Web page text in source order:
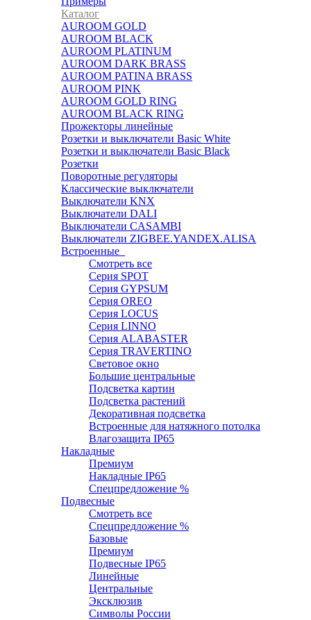
Каталог
AUROOM GOLD
AUROOM BLACK
AUROOM PLATINUM
AUROOM DARK BRASS
AUROOM PATINA BRASS
AUROOM PINK
AUROOM GOLD RING
AUROOM BLACK RING
Прожекторы линейные
Розетки и выключатели Basic White
Розетки и выключатели Basic Black
Розетки
Поворотные регуляторы
Классические выключатели
Выключатели KNX
Выключатели DALI
Выключатели CASAMBI
Выключатели ZIGBEE.YANDEX.ALISA
Встроенные
Смотреть все
Серия SPOT
Серия GYPSUM
Серия OREO
Серия LOCUS
Серия LINNO
Серия ALABASTER
Серия TRAVERTINO
Световое окно
Большие центральные
Подсветка картин
Подсветка растений
Декоративная подсветка
Встроенные для натяжного потолка
Влагозащита IP65
Накладные
Премиум
Накладные IP65
Спецпредложение %
Подвесные
Смотреть все
Спецпредложение %
Базовые
Премиум
Подвесные IP65
Линейные
Центральные
Эксклюзив
Символы России